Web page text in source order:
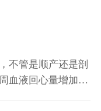
不管是顺产还是剖
血液回心量增加，